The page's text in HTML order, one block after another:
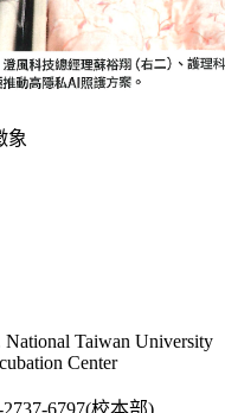
象
Taiwan University
Center
6797(校本部)